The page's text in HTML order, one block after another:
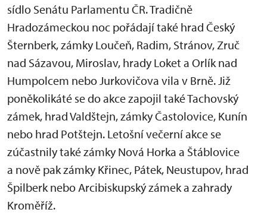
sídlo Senátu Parlamentu ČR. Tradičně
Hradozámeckou noc pořádají také hrad Český
Šternberk, zámky Loučeň, Radim, Stránov, Zruč
nad Sázavou, Miroslav, hrady Loket a Orlík nad
Humpolcem nebo Jurkovičova vila v Brně. Již
poněkolikáté se do akce zapojil také Tachovský
zámek, hrad Valdštejn, zámky Častolovice, Kunín
nebo hrad Potštejn. Letošní večerní akce se
zúčastnily také zámky Nová Horka a Štáblovice
a nově pak zámky Křinec, Pátek, Neustupov, hrad
Špilberk nebo Arcibiskupský zámek a zahrady
Kroměříž.